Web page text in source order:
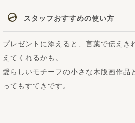
スタッフおすすめの使い方
プレゼントに添えると、言葉で伝えき
えてくれるかも。
愛らしいモチーフの小さな木版画作品
ってもすてきです。